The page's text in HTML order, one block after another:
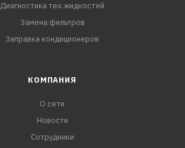
Диагностика тех.жидкостей
Замена фильтров
Заправка кондиционеров
КОМПАНИЯ
О сети
Новости
Сотрудники